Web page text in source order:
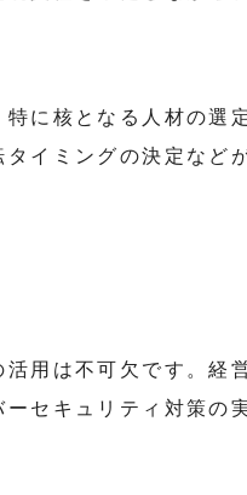
に核となる人材の選
イミングの決定など
用は不可欠です。経
セキュリティ対策の